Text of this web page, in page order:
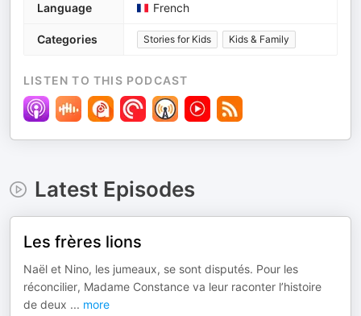
Language French
Categories Stories for Kids Kids & Family
LISTEN TO THIS PODCAST
Latest Episodes
Les frères lions
Naël et Nino, les jumeaux, se sont disputés. Pour les
réconcilier, Madame Constance va leur raconter l’histoire
de deux ... more